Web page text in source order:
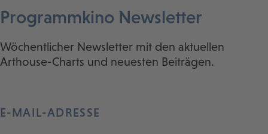
Programmkino Newsletter
Wöchentlicher Newsletter mit den aktuellen
Arthouse-Charts und neuesten Beiträgen.
E-MAIL-ADRESSE